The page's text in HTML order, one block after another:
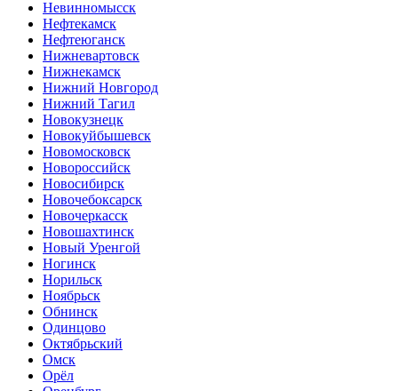
Невинномысск
Нефтекамск
Нефтеюганск
Нижневартовск
Нижнекамск
Нижний Новгород
Нижний Тагил
Новокузнецк
Новокуйбышевск
Новомосковск
Новороссийск
Новосибирск
Новочебоксарск
Новочеркасск
Новошахтинск
Новый Уренгой
Ногинск
Норильск
Ноябрьск
Обнинск
Одинцово
Октябрьский
Омск
Орёл